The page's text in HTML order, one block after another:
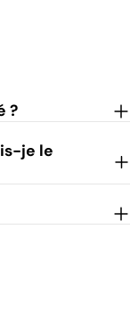
?
je le